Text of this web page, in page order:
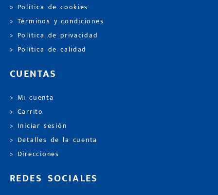
> Política de cookies
> Términos y condiciones
> Política de privacidad
> Política de calidad
CUENTAS
> Mi cuenta
> Carrito
> Iniciar sesión
> Detalles de la cuenta
> Direcciones
REDES SOCIALES